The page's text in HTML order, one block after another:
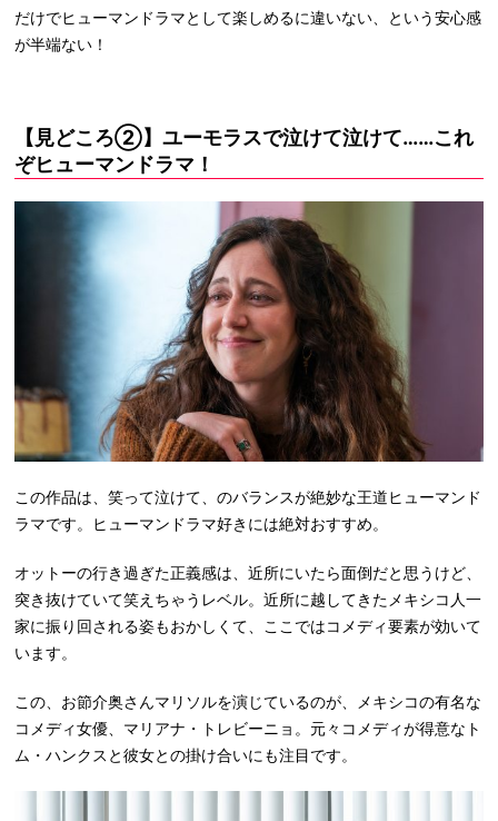
だけでヒューマンドラマとして楽しめるに違いない、という安心感
が半端ない！
【見どころ②】ユーモラスで泣けて泣けて……これ
ぞヒューマンドラマ！
この作品は、笑って泣けて、のバランスが絶妙な王道ヒューマンド
ラマです。ヒューマンドラマ好きには絶対おすすめ。
オットーの行き過ぎた正義感は、近所にいたら面倒だと思うけど、
突き抜けていて笑えちゃうレベル。近所に越してきたメキシコ人一
家に振り回される姿もおかしくて、ここではコメディ要素が効いて
います。
この、お節介奥さんマリソルを演じているのが、メキシコの有名な
コメディ女優、マリアナ・トレビーニョ。元々コメディが得意なト
ム・ハンクスと彼女との掛け合いにも注目です。